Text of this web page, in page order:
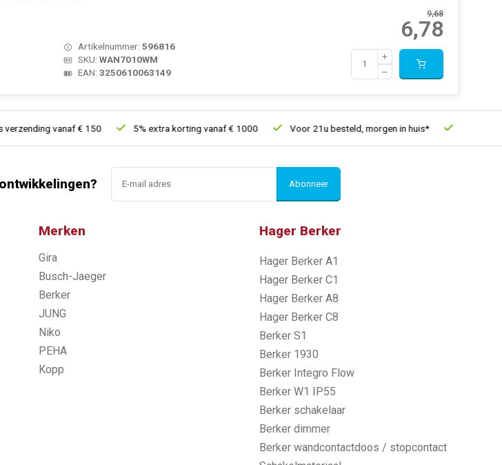
9,68
6,78
Artikelnummer:596816
SKU:WAN7010WM
EAN:3250610063149
vanaf € 150 5% extra korting vanaf € 1000 Voor 21u besteld, morgen in huis* 30 dagen
Abonneer
Merken
Gira
Busch-Jaeger
Berker
JUNG
Niko
PEHA
Kopp
Hager Berker
Hager Berker A1
Hager Berker C1
Hager Berker A8
Hager Berker C8
Berker S1
Berker 1930
Berker Integro Flow
Berker W1 IP55
Berker schakelaar
Berker dimmer
Berker wandcontactdoos / stopcontact